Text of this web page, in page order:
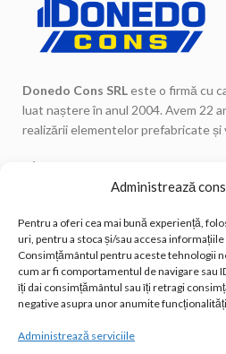
Administrează
Pentru a oferi cea mai bună experiență,
uri, pentru a stoca și/sau accesa
Consimțământul pentru aceste tehnologii
cum ar fi comportamentul de navigare sau
îți dai consimțământul sau îți retragi
negative asupra unor anumite
Administrează serviciile
Donedo Cons SRLeste o firmă cu
luat naștere în anul 2004. Avem 22
realizării elementelor prefabricate și
Telefon: 0744 671 443
Telefon: 0744 671 434
Telefon Fix: 0258 815 533
Email: office@donedocons.ro
POSTĂRI RECENTE